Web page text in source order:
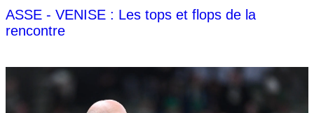
ASSE - VENISE : Les tops et flops de la
rencontre